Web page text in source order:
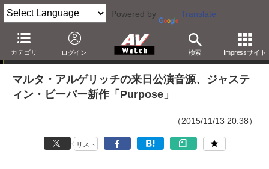
Powered by Translate
カテゴリ ログイン 検索 Impressサイト
e-onkyo musicハイレゾ配信情報
マルタ・アルゲリッチの来日公演音源、ジャステ
ィン・ビーバー新作「Purpose」
（2015/11/13 20:38）
リスト